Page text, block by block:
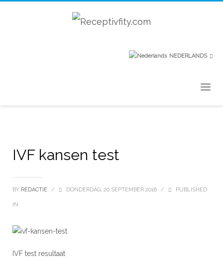
NEDERLANDS
IVF kansen test
BY REDACTIE / DONDERDAG, 20 SEPTEMBER 2018 / PUBLISHED
IN
IVF test resultaat